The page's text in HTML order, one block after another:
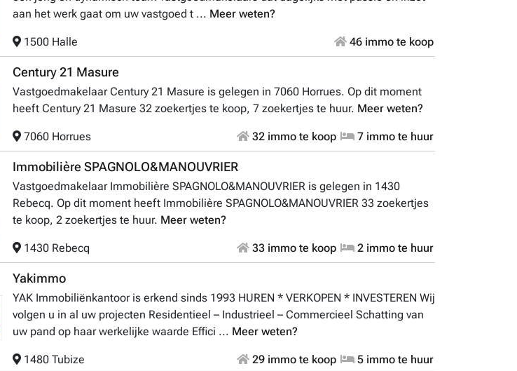
aan het werk gaat om uw vastgoed t ... Meer weten?
1500 Halle 46 immo te koop
Century 21 Masure
Vastgoedmakelaar Century 21 Masure is gelegen in 7060 Horrues. Op dit moment
heeft Century 21 Masure 32 zoekertjes te koop, 7 zoekertjes te huur. Meer weten?
7060 Horrues 32 immo te koop 7 immo te huur
Immobilière SPAGNOLO&MANOUVRIER
Vastgoedmakelaar Immobilière SPAGNOLO&MANOUVRIER is gelegen in 1430
Rebecq. Op dit moment heeft Immobilière SPAGNOLO&MANOUVRIER 33 zoekertjes
te koop, 2 zoekertjes te huur. Meer weten?
1430 Rebecq 33 immo te koop 2 immo te huur
Yakimmo
YAK Immobiliënkantoor is erkend sinds 1993 HUREN * VERKOPEN * INVESTEREN Wij
volgen u in al uw projecten Residentieel – Industrieel – Commercieel Schatting van
uw pand op haar werkelijke waarde Effici ... Meer weten?
1480 Tubize 29 immo te koop 5 immo te huur